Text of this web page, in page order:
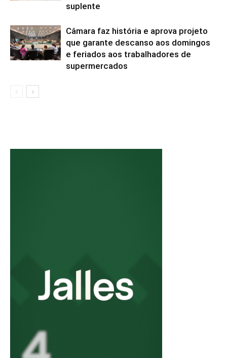
suplente
Câmara faz história e aprova projeto
que garante descanso aos domingos
e feriados aos trabalhadores de
supermercados